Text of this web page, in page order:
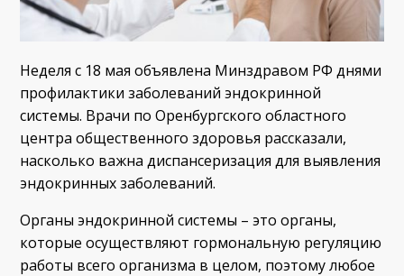
Неделя с 18 мая объявлена Минздравом РФ днями
профилактики заболеваний эндокринной
системы. Врачи по Оренбургского областного
центра общественного здоровья рассказали,
насколько важна диспансеризация для выявления
эндокринных заболеваний.
Органы эндокринной системы – это органы,
которые осуществляют гормональную регуляцию
работы всего организма в целом, поэтому любое